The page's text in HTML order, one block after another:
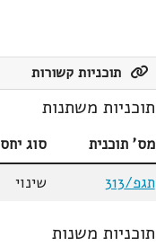
תוכניות קשורות
תוכניות משתנות
מס' תוכנית סוג יחס
תגפ/313
שינוי
תוכניות משנות